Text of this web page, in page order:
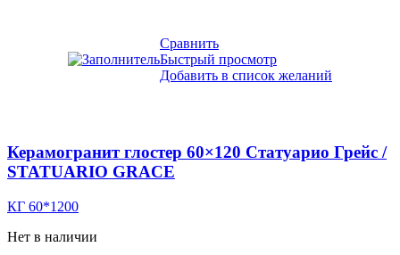
Сравнить
Быстрый просмотр
Добавить в список желаний
Керамогранит глостер 60×120 Статуарио Грейс /
STATUARIO GRACE
КГ 60*1200
Нет в наличии